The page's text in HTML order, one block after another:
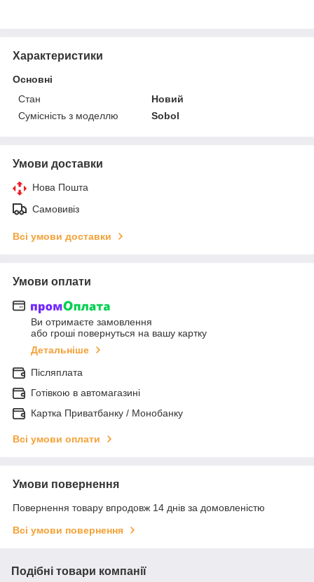
Характеристики
Основні
Стан
Новий
Сумісність з моделлю
Sobol
Умови доставки
Нова Пошта
Самовивіз
Всі умови доставки
Умови оплати
Ви отримаєте замовлення
або гроші повернуться на вашу картку
Детальніше
Післяплата
Готівкою в автомагазині
Картка Приватбанку / Монобанку
Всі умови оплати
Умови повернення
Повернення товару впродовж 14 днів за домовленістю
Всі умови повернення
Подібні товари компанії